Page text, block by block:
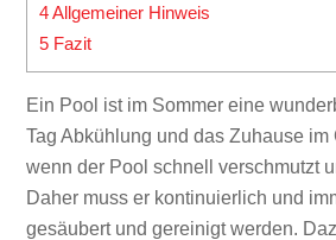
4Allgemeiner Hinweis
5 Fazit
Ein Pool ist im Sommer eine
Tag Abkühlung und das Zuhause im
wenn der Pool schnell verschmutzt
Daher muss er kontinuierlich und
gesäubert und gereinigt werden.